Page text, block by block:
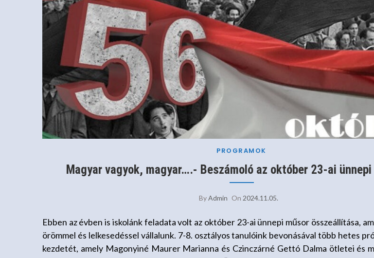
PROGRAMOK
Magyar vagyok, magyar….- Beszámoló az október 23-ai ünnepi
ByAdmin On 2024.11.05.
Ebben az évben is iskolánk feladata volt az október 23-ai ünnepi műsor összeállítása,
örömmel és lelkesedéssel vállalunk. 7-8. osztályos tanulóink bevonásával több hetes
kezdetét, amely Magonyiné Maurer Marianna és Czinczárné Gettó Dalma ötletei és